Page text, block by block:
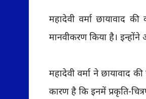
महादेवी वर्मा छायावाद
मानवीकरण किया है।
महादेवी वर्मा ने छायावाद
कारण है कि इनमें प्रकृति-